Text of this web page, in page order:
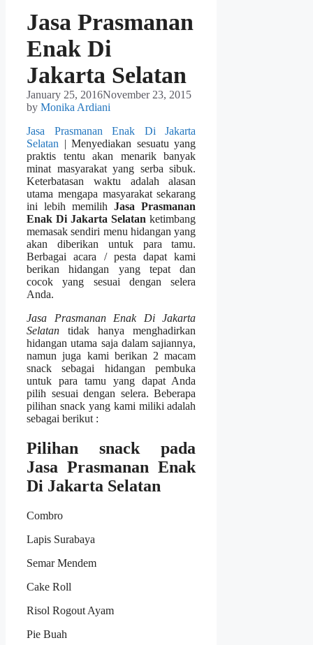
Jasa Prasmanan
Enak Di
Jakarta Selatan
January 25, 2016November 23, 2015
by Monika Ardiani
Jasa Prasmanan Enak Di Jakarta
Selatan | Menyediakan sesuatu yang
praktis tentu akan menarik banyak
minat masyarakat yang serba sibuk.
Keterbatasan waktu adalah alasan
utama mengapa masyarakat sekarang
ini lebih memilihJasa Prasmanan
Enak Di Jakarta Selatan ketimbang
memasak sendiri menu hidangan yang
akan diberikan untuk para tamu.
Berbagai acara / pesta dapat kami
berikan hidangan yang tepat dan
cocok yang sesuai dengan selera
Anda.
Jasa Prasmanan Enak Di Jakarta
Selatan tidak hanya menghadirkan
hidangan utama saja dalam sajiannya,
namun juga kami berikan 2 macam
snack sebagai hidangan pembuka
untuk para tamu yang dapat Anda
pilih sesuai dengan selera. Beberapa
pilihan snack yang kami miliki adalah
sebagai berikut :
Pilihan snack pada
Jasa Prasmanan Enak
Di Jakarta Selatan
Combro
Lapis Surabaya
Semar Mendem
Cake Roll
Risol Rogout Ayam
Pie Buah